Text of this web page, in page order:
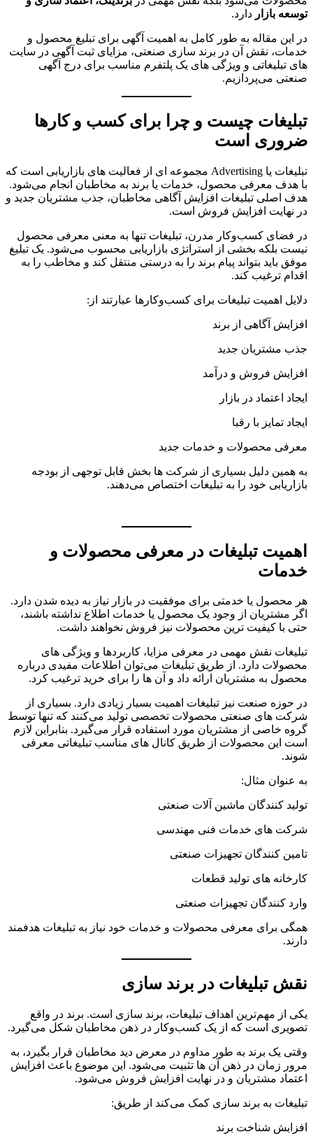
توسعه بازار دارد.
در این مقاله به طور کامل به اهمیت آگهی برای تبلیغ محصول و
خدمات، نقش آن در برند سازی صنعتی، مزایای ثبت آگهی در سایت
های تبلیغاتی و ویژگی های یک پلتفرم مناسب برای درج آگهی
صنعتی می‌پردازیم.
تبلیغات چیست و چرا برای کسب‌ و کارها
ضروری است
تبلیغات یا Advertising مجموعه ای از فعالیت های بازاریابی است که
با هدف معرفی محصول، خدمات یا برند به مخاطبان انجام می‌شود.
هدف اصلی تبلیغات افزایش آگاهی مخاطبان، جذب مشتریان جدید و
در نهایت افزایش فروش است.
در فضای کسب‌وکار مدرن، تبلیغات تنها به معنی معرفی محصول
نیست بلکه بخشی از استراتژی بازاریابی محسوب می‌شود. یک تبلیغ
موفق باید بتواند پیام برند را به درستی منتقل کند و مخاطب را به
اقدام ترغیب کند.
دلایل اهمیت تبلیغات برای کسب‌وکارها عبارتند از:
افزایش آگاهی از برند
جذب مشتریان جدید
افزایش فروش و درآمد
ایجاد اعتماد در بازار
ایجاد تمایز با رقبا
معرفی محصولات و خدمات جدید
به همین دلیل بسیاری از شرکت ها بخش قابل توجهی از بودجه
بازاریابی خود را به تبلیغات اختصاص می‌دهند.
اهمیت تبلیغات در معرفی محصولات و
خدمات
هر محصول یا خدمتی برای موفقیت در بازار نیاز به دیده شدن دارد.
اگر مشتریان از وجود یک محصول یا خدمات اطلاع نداشته باشند،
حتی با کیفیت ترین محصولات نیز فروش نخواهند داشت.
تبلیغات نقش مهمی در معرفی مزایا، کاربردها و ویژگی های
محصولات دارد. از طریق تبلیغات می‌توان اطلاعات مفیدی درباره
محصول به مشتریان ارائه داد و آن ها را برای خرید ترغیب کرد.
در حوزه صنعت نیز تبلیغات اهمیت بسیار زیادی دارد. بسیاری از
شرکت های صنعتی محصولات تخصصی تولید می‌کنند که تنها توسط
گروه خاصی از مشتریان مورد استفاده قرار می‌گیرد. بنابراین لازم
است این محصولات از طریق کانال های مناسب تبلیغاتی معرفی
شوند.
به عنوان مثال:
تولید کنندگان ماشین آلات صنعتی
شرکت های خدمات فنی مهندسی
تامین کنندگان تجهیزات صنعتی
کارخانه های تولید قطعات
وارد کنندگان تجهیزات صنعتی
همگی برای معرفی محصولات و خدمات خود نیاز به تبلیغات هدفمند
دارند.
نقش تبلیغات در برند سازی
یکی از مهم‌ترین اهداف تبلیغات، برند سازی است. برند در واقع
تصویری است که از یک کسب‌وکار در ذهن مخاطبان شکل می‌گیرد.
وقتی یک برند به طور مداوم در معرض دید مخاطبان قرار بگیرد، به
مرور زمان در ذهن آن ها تثبیت می‌شود. این موضوع باعث افزایش
اعتماد مشتریان و در نهایت افزایش فروش می‌شود.
تبلیغات به برند سازی کمک می‌کند از طریق:
افزایش شناخت برند